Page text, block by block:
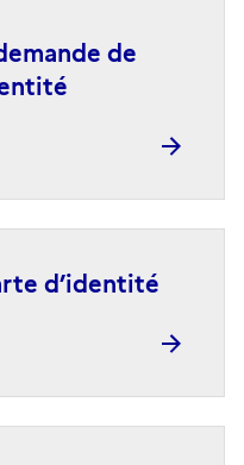
de
d’identité